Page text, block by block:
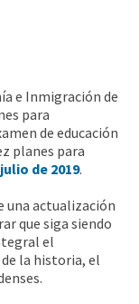
e Inmigración de
para
de educación
planes para
julio de 2019.
una actualización
que siga siendo
el
la historia, el